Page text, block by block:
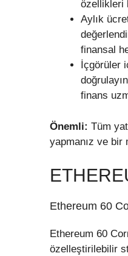
özellikleri
Aylık
finansal
İçgörüler
finans
Önemli: Tüm
yapmanız ve bir
Ethereum 60
Ethereum 60
özelleştirilebilir